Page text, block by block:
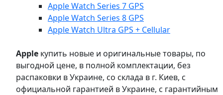
Apple Watch Series 7 GPS
Apple Watch Series 8 GPS
Apple Watch Ultra GPS + Cellular
Apple купить новые и оригинальные товары, по
выгодной цене, в полной комплектации, без
распаковки в Украине, со склада в г. Киев, с
официальной гарантией в Украине, с гарантийным